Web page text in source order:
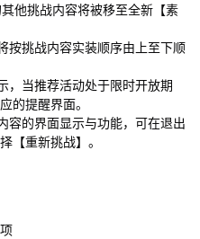
他挑战内容将被移至全新【素
按挑战内容实装顺序由上至下顺
，当推荐活动处于限时开放期
的提醒界面。
容的界面显示与功能，可在退出
【重新挑战】。